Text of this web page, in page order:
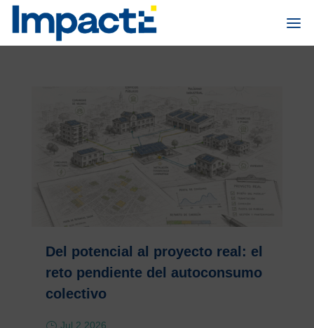
Del potencial al proyecto real: el
reto pendiente del autoconsumo
colectivo
Jul 2 2026